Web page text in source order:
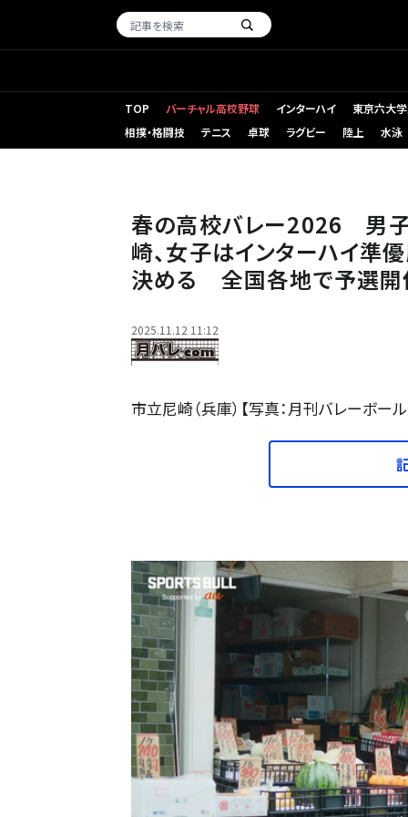
TOP バーチャル高校野球 インターハイ
東京六大
相撲・格闘技
テニス 卓球 ラグビー 陸上 水泳
春の高校バレー2026 男
崎、女子はインターハイ準
決める 全国各地で予選開
2025.11.12 11:12
市立尼崎（兵庫）【写真：月刊バレー